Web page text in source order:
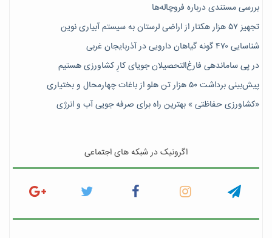
بررسی مستندی درباره فروچاله‌ها
تجهیز ۵۷ هزار هکتار از اراضی لرستان به سیستم آبیاری نوین
شناسایی ۴۷٠ گونه گیاهان دارویی در آذربایجان غربی
در پی ساماندهی فارغ‌التحصیلان جویای کارِ کشاورزی هستیم
پیش‎‌بینی برداشت ۵۰ هزار تن هلو از باغات چهارمحال و بختیاری
«کشاورزی حفاظتی » بهترین راه برای صرفه جویی آب و انرژی
اگرونیک در شبکه های اجتماعی